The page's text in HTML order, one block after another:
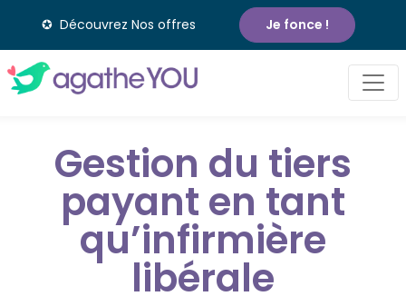
✪ Découvrez Nos offres Je fonce !
Gestion du tiers
payant en tant
qu’infirmière
libérale